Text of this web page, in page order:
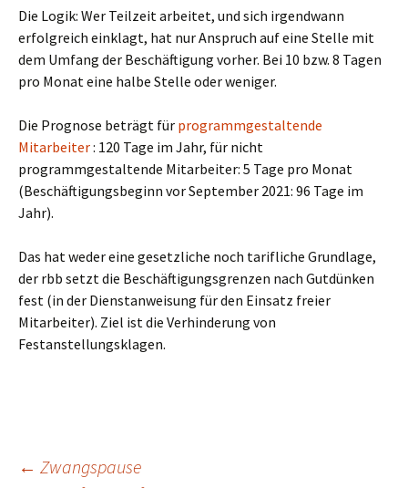
Die Logik: Wer Teilzeit arbeitet, und sich irgendwann
erfolgreich einklagt, hat nur Anspruch auf eine Stelle mit
dem Umfang der Beschäftigung vorher. Bei 10 bzw. 8 Tagen
pro Monat eine halbe Stelle oder weniger.
Die Prognose beträgt für programmgestaltende
Mitarbeiter: 120 Tage im Jahr, für nicht
programmgestaltende Mitarbeiter: 5 Tage pro Monat
(Beschäftigungsbeginn vor September 2021: 96 Tage im
Jahr).
Das hat weder eine gesetzliche noch tarifliche Grundlage,
der rbb setzt die Beschäftigungsgrenzen nach Gutdünken
fest (in der Dienstanweisung für den Einsatz freier
Mitarbeiter). Ziel ist die Verhinderung von
Festanstellungsklagen.
← Zwangspause